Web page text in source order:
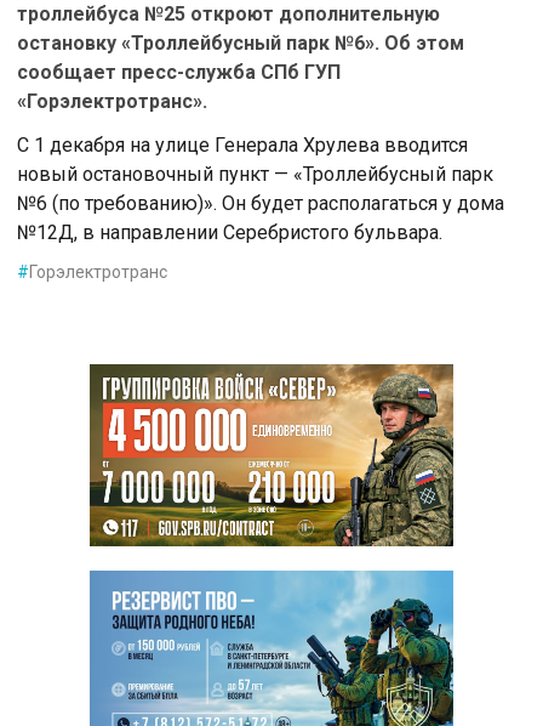
троллейбуса №25 откроют дополнительную
остановку «Троллейбусный парк №6». Об этом
сообщает пресс-служба СПб ГУП
«Горэлектротранс».
С 1 декабря на улице Генерала Хрулева вводится
новый остановочный пункт — «Троллейбусный парк
№6 (по требованию)». Он будет располагаться у дома
№12Д, в направлении Серебристого бульвара.
#Горэлектротранс